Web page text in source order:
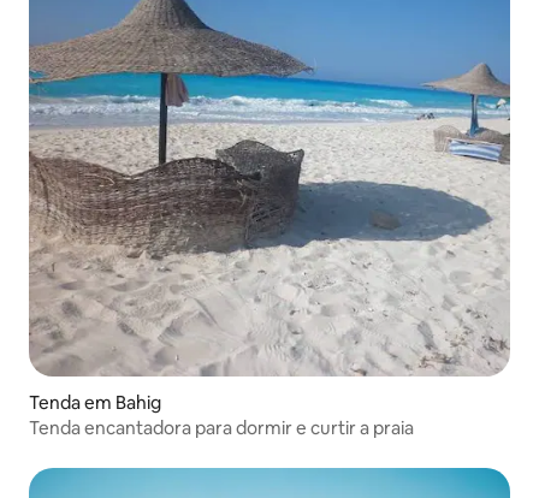
Tenda em Bahig
Tenda encantadora para dormir e curtir a praia